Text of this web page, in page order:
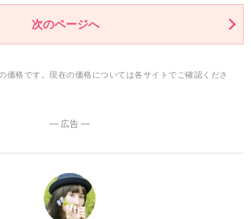
次のページへ
価格です。現在の価格については各サイトでご確認くださ
― 広告 ―